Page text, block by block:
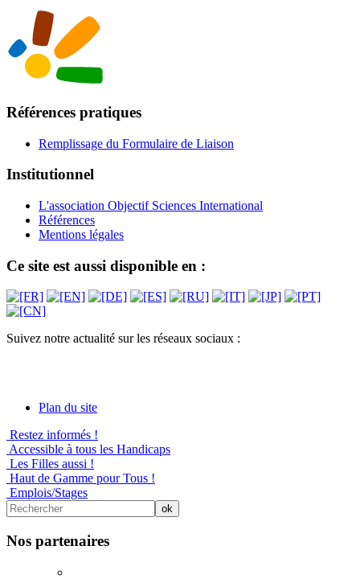
Références pratiques
Remplissage du Formulaire de Liaison
Institutionnel
L'association Objectif Sciences International
Références
Mentions légales
Ce site est aussi disponible en :
Suivez notre actualité sur les réseaux sociaux :
Plan du site
Restez informés !
Accessible à tous les Handicaps
Les Filles aussi !
Haut de Gamme pour Tous !
Emplois/Stages
Nos partenaires